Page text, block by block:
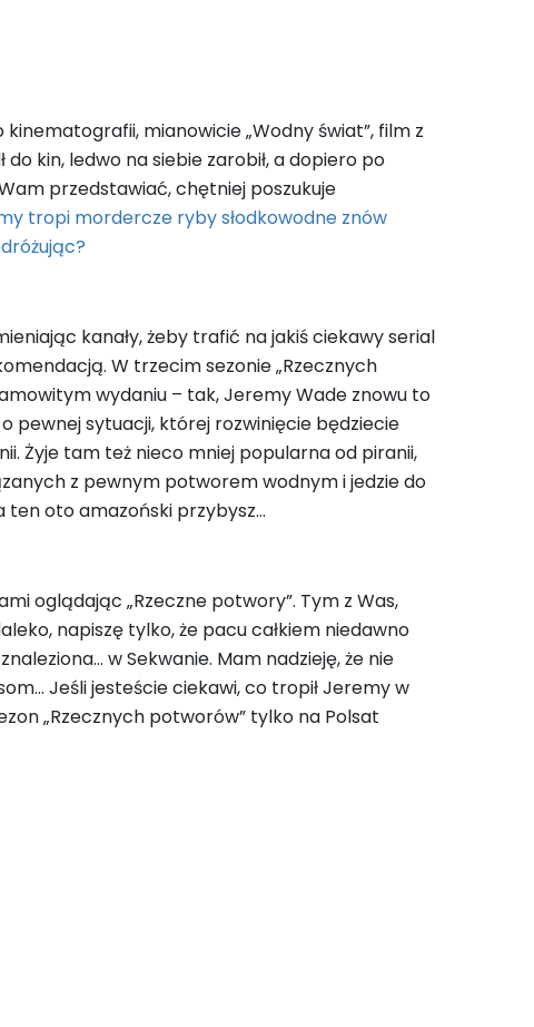
kinematografii, mianowicie „Wodny świat”, film z
do kin, ledwo na siebie zarobił, a dopiero po
przedstawiać, chętniej poszukuje
tropi mordercze ryby słodkowodne znów
kanały, żeby trafić na jakiś ciekawy serial
W trzecim sezonie „Rzecznych
wydaniu – tak, Jeremy Wade znowu to
pewnej sytuacji, której rozwinięcie będziecie
Żyje tam też nieco mniej popularna od piranii,
z pewnym potworem wodnym i jedzie do
ten oto amazoński przybysz…
oglądając „Rzeczne potwory”. Tym z Was,
napiszę tylko, że pacu całkiem niedawno
w Sekwanie. Mam nadzieję, że nie
Jeśli jesteście ciekawi, co tropił Jeremy w
„Rzecznych potworów” tylko na Polsat